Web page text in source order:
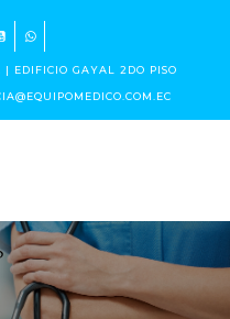
| EDIFICIO GAYAL 2DO PISO